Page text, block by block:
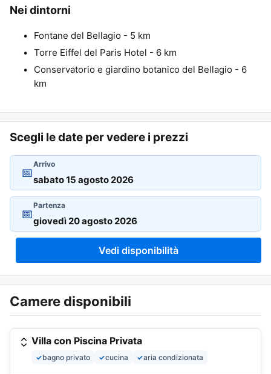
Nei dintorni
Fontane del Bellagio - 5 km
Torre Eiffel del Paris Hotel - 6 km
Conservatorio e giardino botanico del Bellagio - 6
km
Scegli le date per vedere i prezzi
📅
Arrivo
📅
Partenza
Vedi disponibilità
Camere disponibili
Villa con Piscina Privata
✓bagno privato ✓cucina ✓aria condizionata